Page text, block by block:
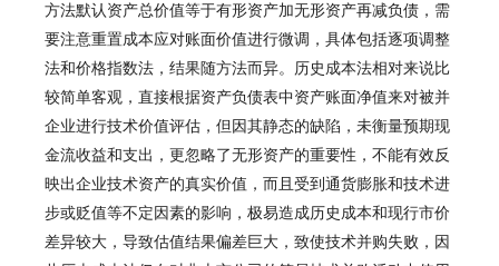
方法默认资产总价值等于有形资产加无形资产再减负债，需
要注意重置成本应对账面价值进行微调，具体包括逐项调整
法和价格指数法，结果随方法而异。历史成本法相对来说比
较简单客观，直接根据资产负债表中资产账面净值来对被并
企业进行技术价值评估，但因其静态的缺陷，未衡量预期现
金流收益和支出，更忽略了无形资产的重要性，不能有效反
映出企业技术资产的真实价值，而且受到通货膨胀和技术进
步或贬值等不定因素的影响，极易造成历史成本和现行市价
差异较大，导致估值结果偏差巨大，致使技术并购失败，因